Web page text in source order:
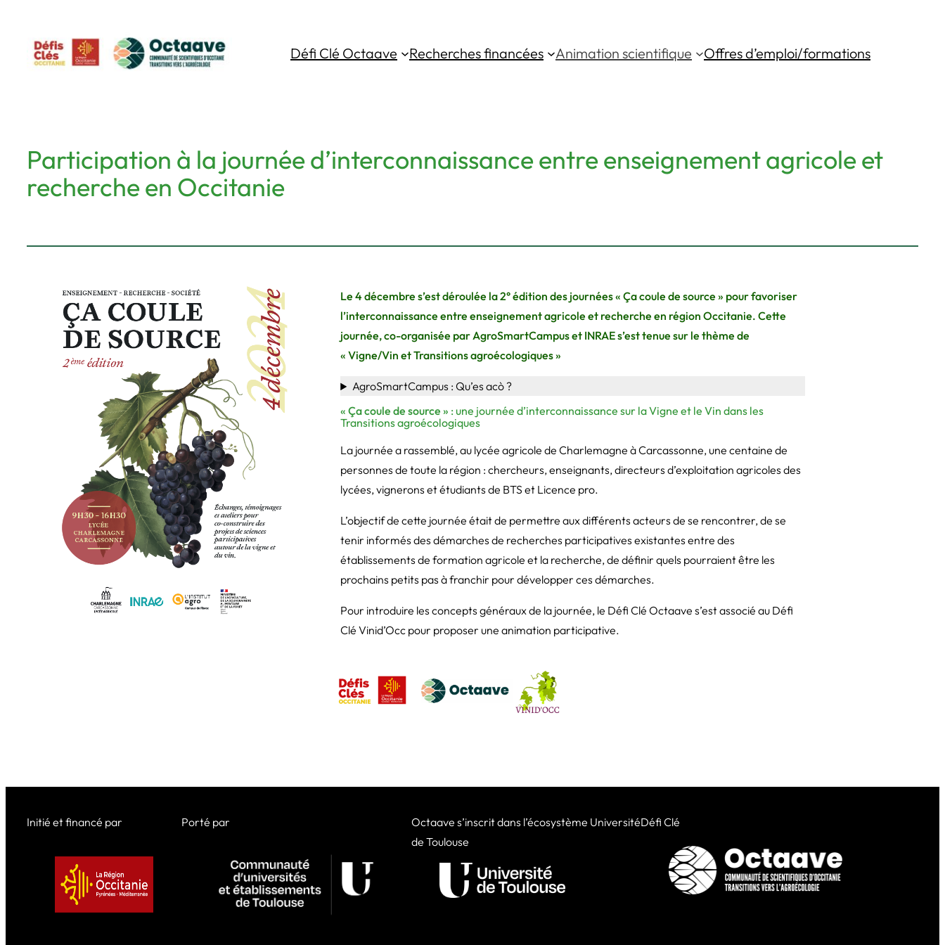
contenu
Défi Clé Octaave Recherches financées Animation scientifique Offres d’emploi/formations
Participation à la journée d’interconnaissance entre enseignement agricole et
recherche en Occitanie
Le 4 décembre s’est déroulée la 2° édition des journées « Ça coule de source » pour favoriser
l’interconnaissance entre enseignement agricole et recherche en région Occitanie. Cette
journée, co-organisée par AgroSmartCampus et INRAE s’est tenue sur le thème de
« Vigne/Vin et Transitions agroécologiques »
AgroSmartCampus : Qu’es acò ?
« Ça coule de source » : une journée d’interconnaissance sur la Vigne et le Vin dans les
Transitions agroécologiques
La journée a rassemblé, au lycée agricole de Charlemagne à Carcassonne, une centaine de
personnes de toute la région : chercheurs, enseignants, directeurs d’exploitation agricoles des
lycées, vignerons et étudiants de BTS et Licence pro.
L’objectif de cette journée était de permettre aux différents acteurs de se rencontrer, de se
tenir informés des démarches de recherches participatives existantes entre des
établissements de formation agricole et la recherche, de définir quels pourraient être les
prochains petits pas à franchir pour développer ces démarches.
Pour introduire les concepts généraux de la journée, le Défi Clé Octaave s’est associé au Défi
Clé Vinid’Occ pour proposer une animation participative.
Initié et financé par Porté par
Octaave s’inscrit dans l’écosystème Université
de Toulouse
Défi Clé